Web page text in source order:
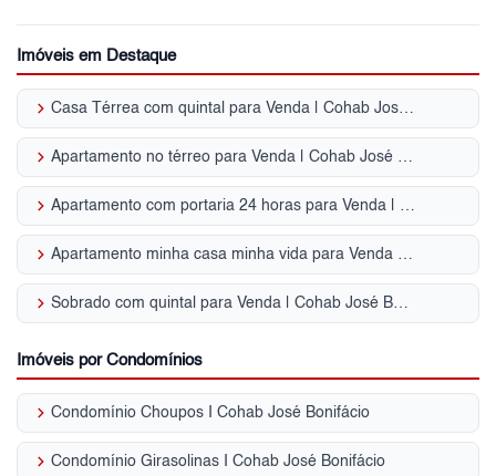
Imóveis em Destaque
keyboard_arrow_right Casa Térrea com quintal para Venda | Cohab José Bonifácio
keyboard_arrow_right Apartamento no térreo para Venda | Cohab José Bonifácio
keyboard_arrow_right Apartamento com portaria 24 horas para Venda | Cohab José Bonifácio
keyboard_arrow_right Apartamento minha casa minha vida para Venda | Cohab José Bonifácio
keyboard_arrow_right Sobrado com quintal para Venda | Cohab José Bonifácio
Imóveis por Condomínios
keyboard_arrow_right Condomínio Choupos I Cohab José Bonifácio
keyboard_arrow_right Condomínio Girasolinas I Cohab José Bonifácio